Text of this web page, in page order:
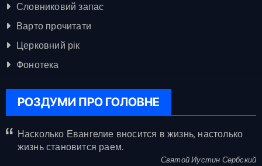
Словниковий запас
Варто прочитати
Церковний рік
Фонотека
РОЗДУМИ ПРО ГОЛОВНЕ
Насколько Евангелие вносится в жизнь, настолько
жизнь становится раем.
Святой Иустин Сербский